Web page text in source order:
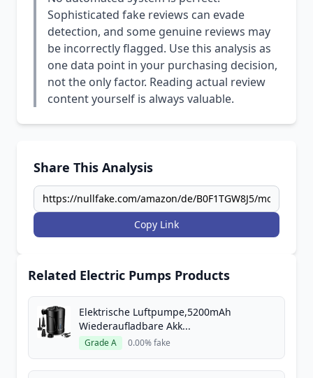
Sophisticated fake reviews can evade
detection, and some genuine reviews may
be incorrectly flagged. Use this analysis as
one data point in your purchasing decision,
not the only factor. Reading actual review
content yourself is always valuable.
Share This Analysis
Copy Link
Related Electric Pumps Products
Elektrische Luftpumpe,5200mAh
Wiederaufladbare Akk...
Grade A 0.00% fake